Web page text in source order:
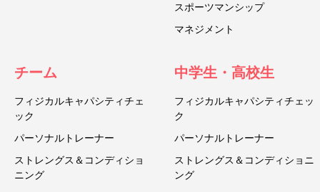
スポーツマンシップ
マネジメント
チーム
フィジカルキャパシティチェ
ック
パーソナルトレーナー
ストレングス＆コンディショ
ニング
中学生・高校生
フィジカルキャパシティチェッ
ク
パーソナルトレーナー
ストレングス＆コンディショニ
ング